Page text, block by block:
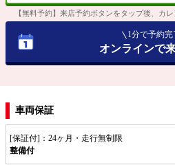
【無料予約】来店予約ボタンをタップ後、カ
1分で予約完
オンラインで
車両保証
[保証付]：24ヶ月・走行無制限
整備付